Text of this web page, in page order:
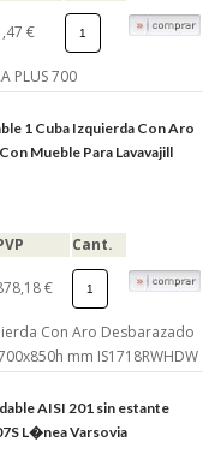
€
PLUS 700
1 Cuba Izquierda Con Aro
Mueble Para Lavavajill
Cant.
€
Con Aro Desbarazado
mm IS1718RWHDW
AISI 201 sin estante
L�nea Varsovia